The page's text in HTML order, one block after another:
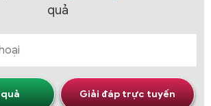
quả
Giải đáp trực tuyến